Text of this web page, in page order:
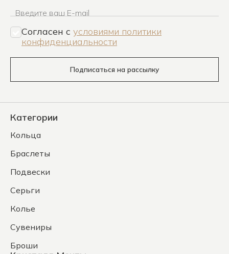
Введите ваш E-mail
Согласен c условиями политики
конфиденциальности
Подписаться на рассылку
Категории
Кольца
Браслеты
Подвески
Серьги
Колье
Сувениры
Броши